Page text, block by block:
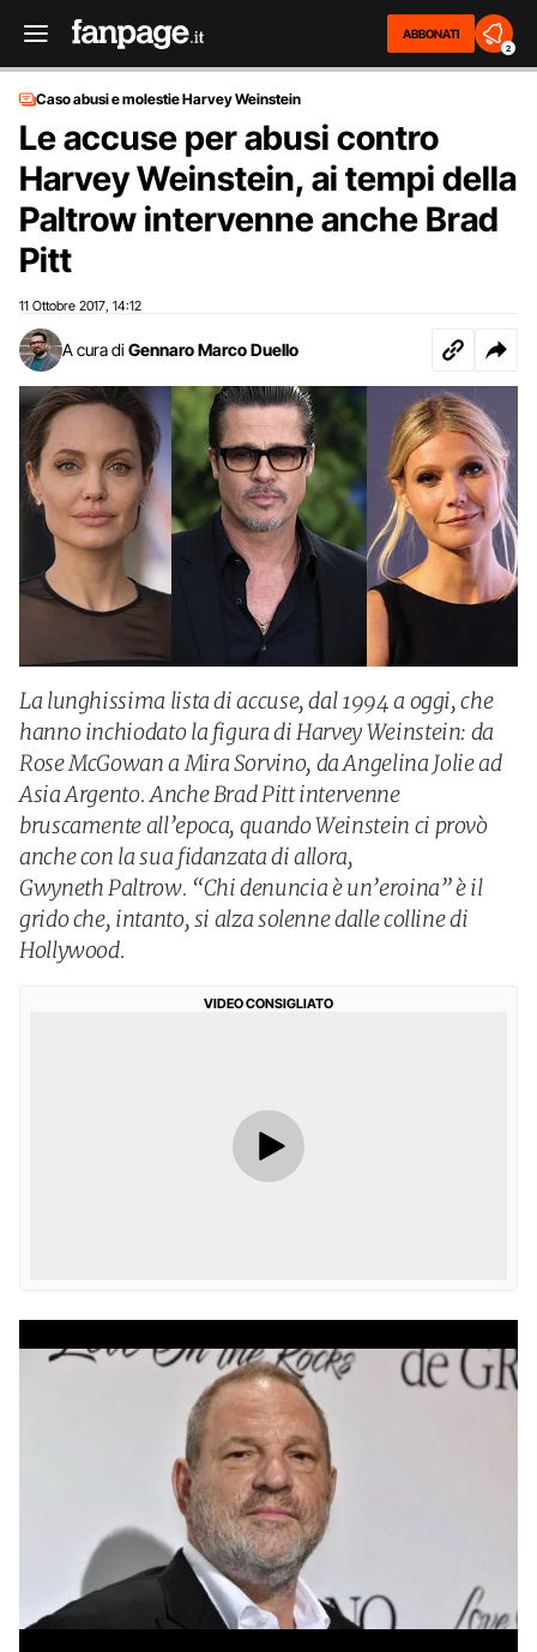
ABBONATI
2
Caso abusi e molestie Harvey Weinstein
Le accuse per abusi contro
Harvey Weinstein, ai tempi della
Paltrow intervenne anche Brad
Pitt
11 Ottobre 2017 14:12
A cura di Gennaro Marco Duello
La lunghissima lista di accuse, dal 1994 a oggi, che
hanno inchiodato la figura di Harvey Weinstein: da
Rose McGowan a Mira Sorvino, da Angelina Jolie ad
Asia Argento. Anche Brad Pitt intervenne
bruscamente all’epoca, quando Weinstein ci provò
anche con la sua fidanzata di allora,
Gwyneth Paltrow. “Chi denuncia è un’eroina” è il
grido che, intanto, si alza solenne dalle colline di
Hollywood.
VIDEO CONSIGLIATO